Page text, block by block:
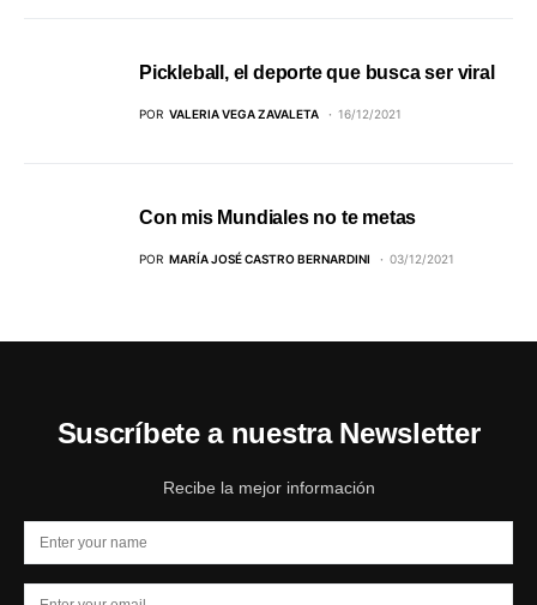
Pickleball, el deporte que busca ser viral
POR VALERIA VEGA ZAVALETA 16/12/2021
Con mis Mundiales no te metas
POR MARÍA JOSÉ CASTRO BERNARDINI 03/12/2021
Suscríbete a nuestra Newsletter
Recibe la mejor información